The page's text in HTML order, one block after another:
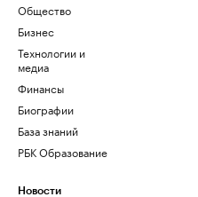
Общество
Бизнес
Технологии и
медиа
Финансы
Биографии
База знаний
РБК Образование
Новости